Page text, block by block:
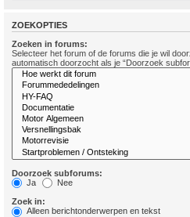
ZOEKOPTIES
Zoeken in forums:
Selecteer het forum of de forums die je wil
automatisch doorzocht als je “Doorzoek
Doorzoek subforums:
Ja
Nee
Zoek in:
Alleen berichtonderwerpen en tekst